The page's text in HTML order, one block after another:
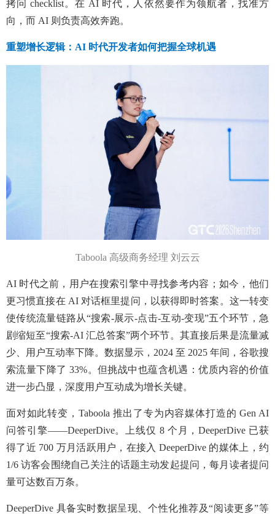
拷问 checklist。在 AI 时代，人依然要作为领航者，找准方
向，而 AI 则负责高效奔跑。
重塑增长逻辑： AI 时代开发者如何把握全球机遇
Taboola 高级商务经理 刘云云
AI 时代之前，用户在搜索引擎中寻找参考内容；如今，他们
更习惯直接在 AI 对话框里提问，以获得即时答案。这一转变
使传统流量链路从“搜索-展示-点击-互动-变现”五个环节，急
剧缩短至“搜索-AI 汇总答案”两个环节。其直接后果是流量减
少、用户互动率下降。数据显示，2024 至 2025 年间，谷歌搜
索流量下降了 33%。但挑战中也蕴含机遇：优质内容的价值
进一步凸显，深度用户互动成为增长关键。
面对如此转变，Taboola 推出了专为内容媒体打造的 Gen AI
问答引擎——DeeperDive。上线仅 8 个月，DeeperDive 已获
得了近 700 万月活跃用户，在接入 DeeperDive 的媒体上，约
1/6 访客会围绕自己关注的话题主动发起提问，每月读者提问
量可达数百万条。
DeeperDive 具备实时数据呈现、个性化推荐及“阅读更多”等